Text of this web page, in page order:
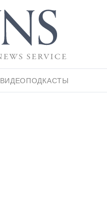
ВИДЕОПОДКАСТЫ